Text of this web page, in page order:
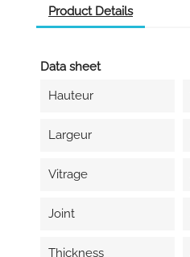
Product Details
Data sheet
Hauteur
Largeur
Vitrage
Joint
Thickness